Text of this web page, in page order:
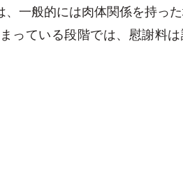
、一般的には肉体関係を持っ
っている段階では、慰謝料